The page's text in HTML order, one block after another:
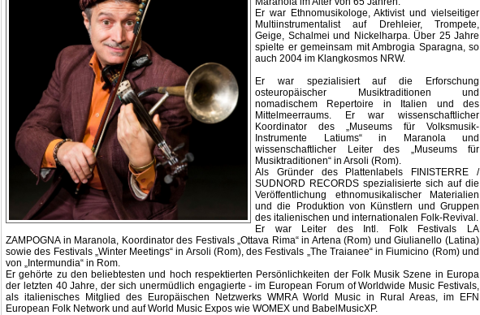
Er war Ethnomusikologe, Aktivist und vielseitiger
Multiinstrumentalist auf Drehleier, Trompete,
Geige, Schalmei und Nickelharpa. Über 25 Jahre
spielte er gemeinsam mit Ambrogia Sparagna, so
auch 2004 im Klangkosmos NRW.
Er war spezialisiert auf die Erforschung
osteuropäischer Musiktraditionen und
nomadischem Repertoire in Italien und des
Mittelmeerraums. Er war wissenschaftlicher
Koordinator des „Museums für Volksmusik-
Instrumente Latiums“ in Maranola und
wissenschaftlicher Leiter des „Museums für
Musiktraditionen“ in Arsoli (Rom).
Als Gründer des Plattenlabels FINISTERRE /
SUDNORD RECORDS spezialisierte sich auf die
Veröffentlichung ethnomusikalischer Materialien
und die Produktion von Künstlern und Gruppen
des italienischen und internationalen Folk-Revival.
Er war Leiter des Intl. Folk Festivals LA
ZAMPOGNA in Maranola, Koordinator des Festivals „Ottava Rima“ in Artena (Rom) und Giulianello (Latina)
sowie des Festivals „Winter Meetings“ in Arsoli (Rom), des Festivals „The Traianee“ in Fiumicino (Rom) und
von „Intermundia“ in Rom.
Er gehörte zu den beliebtesten und hoch respektierten Persönlichkeiten der Folk Musik Szene in Europa
der letzten 40 Jahre, der sich unermüdlich engagierte - im European Forum of Worldwide Music Festivals,
als italienisches Mitglied des Europäischen Netzwerks WMRA World Music in Rural Areas, im EFN
European Folk Network und auf World Music Expos wie WOMEX und BabelMusicXP.